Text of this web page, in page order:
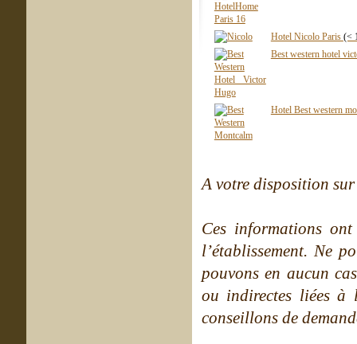
Hotel Nicolo Paris (<
Best western hotel
Hotel Best western
A votre disposition
Ces informations
l’établissement. Ne
pouvons en aucun
ou indirectes liées à
conseillons de